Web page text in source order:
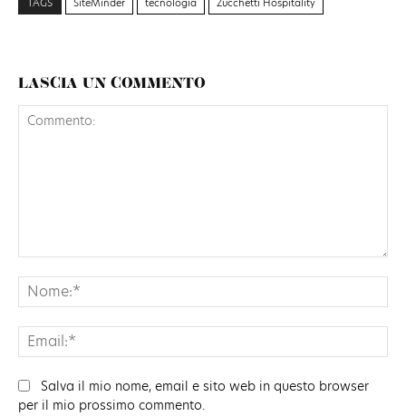
LASCIA UN COMMENTO
Salva il mio nome, email e sito web in questo browser
per il mio prossimo commento.